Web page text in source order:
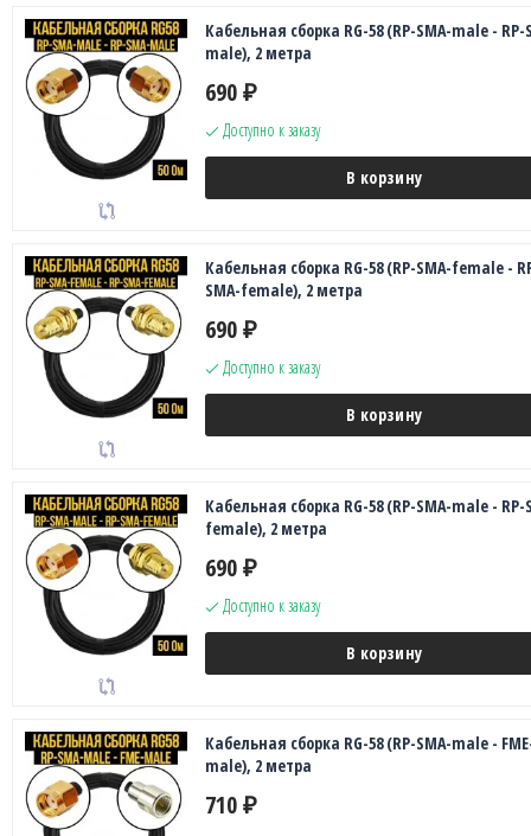
Кабельная сборка RG-58 (RP-SMA-male - RP-
male), 2 метра
690 ₽
Доступно к заказу
В корзину
Кабельная сборка RG-58 (RP-SMA-female -
SMA-female), 2 метра
690 ₽
Доступно к заказу
В корзину
Кабельная сборка RG-58 (RP-SMA-male - RP-
female), 2 метра
690 ₽
Доступно к заказу
В корзину
Кабельная сборка RG-58 (RP-SMA-male -
male), 2 метра
710 ₽